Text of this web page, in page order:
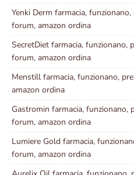
Yenki Derm farmacia,
forum, amazon ordina
SecretDiet farmacia, funzionano,
forum, amazon ordina
Menstill farmacia, funzionano,
amazon ordina
Gastromin farmacia, funzionano,
forum, amazon ordina
Lumiere Gold farmacia,
forum, amazon ordina